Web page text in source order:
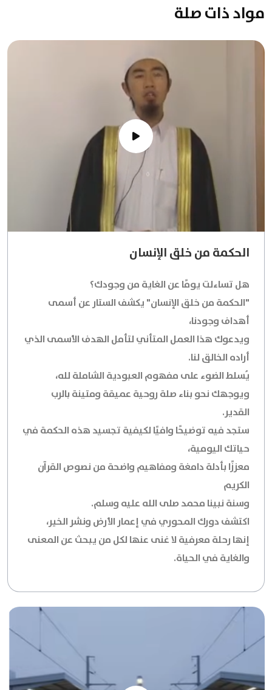
مواد ذات صلة
الحكمة من خلق الإنسان
هل تساءلت يومًا عن الغاية من وجودك؟
"الحكمة من خلق الإنسان" يكشف الستار عن أسمى
أهداف وجودنا،
ويدعوك هذا العمل المتأني لتأمل الهدف الأسمى الذي
أراده الخالق لنا.
يُسلط الضوء على مفهوم العبودية الشاملة لله،
ويوجهك نحو بناء صلة روحية عميقة ومتينة بالرب
القدير.
ستجد فيه توضيحًا وافيًا لكيفية تجسيد هذه الحكمة في
حياتك اليومية،
معززًا بأدلة دامغة ومفاهيم واضحة من نصوص القرآن
الكريم
وسنة نبينا محمد صلى الله عليه وسلم.
اكتشف دورك المحوري في إعمار الأرض ونشر الخير،
إنها رحلة معرفية لا غنى عنها لكل من يبحث عن المعنى
والغاية في الحياة.